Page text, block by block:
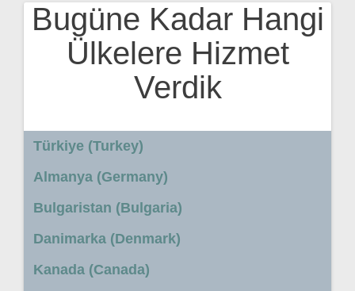
Bugüne Kadar Hangi
Ülkelere Hizmet
Verdik
Türkiye (Turkey)
Almanya (Germany)
Bulgaristan (Bulgaria)
Danimarka (Denmark)
Kanada (Canada)